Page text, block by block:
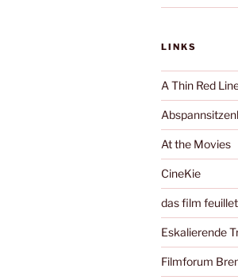
LINKS
A Thin Red
At the Movies
CineKie
das film
Eskalierende
Filmforum